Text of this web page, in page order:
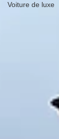
Voiture de luxe